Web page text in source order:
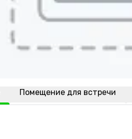
Помещение для встречи